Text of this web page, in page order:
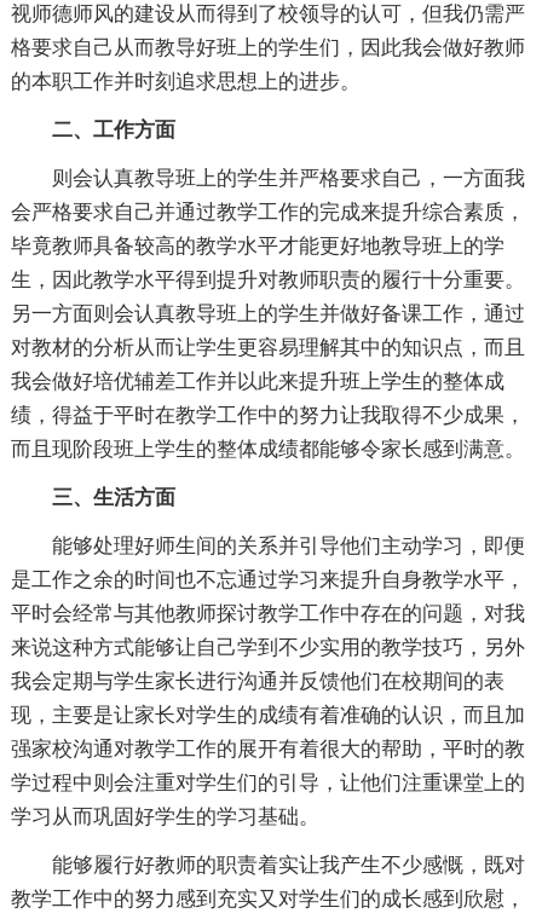
视师德师风的建设从而得到了校领导的认可，但我仍需严
格要求自己从而教导好班上的学生们，因此我会做好教师
的本职工作并时刻追求思想上的进步。
二、工作方面
则会认真教导班上的学生并严格要求自己，一方面我
会严格要求自己并通过教学工作的完成来提升综合素质，
毕竟教师具备较高的教学水平才能更好地教导班上的学
生，因此教学水平得到提升对教师职责的履行十分重要。
另一方面则会认真教导班上的学生并做好备课工作，通过
对教材的分析从而让学生更容易理解其中的知识点，而且
我会做好培优辅差工作并以此来提升班上学生的整体成
绩，得益于平时在教学工作中的努力让我取得不少成果，
而且现阶段班上学生的整体成绩都能够令家长感到满意。
三、生活方面
能够处理好师生间的关系并引导他们主动学习，即便
是工作之余的时间也不忘通过学习来提升自身教学水平，
平时会经常与其他教师探讨教学工作中存在的问题，对我
来说这种方式能够让自己学到不少实用的教学技巧，另外
我会定期与学生家长进行沟通并反馈他们在校期间的表
现，主要是让家长对学生的成绩有着准确的认识，而且加
强家校沟通对教学工作的展开有着很大的帮助，平时的教
学过程中则会注重对学生们的引导，让他们注重课堂上的
学习从而巩固好学生的学习基础。
能够履行好教师的职责着实让我产生不少感慨，既对
教学工作中的努力感到充实又对学生们的成长感到欣慰，